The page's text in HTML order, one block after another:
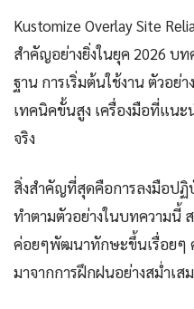
Kustomize Overlay Site
สำคัญอย่างยิ่งในยุค 2026 บ
ฐาน การเริ่มต้นใช้งาน ตัวอย่
เทคนิคขั้นสูง เครื่องมือที่แน
จริง
สิ่งสำคัญที่สุดคือการลงมือปฏิ
ทำตามตัวอย่างในบทความนี้
ค่อยๆพัฒนาทักษะขึ้นเรื่อยๆ ค
มาจากการฝึกฝนอย่างสม่ำเส